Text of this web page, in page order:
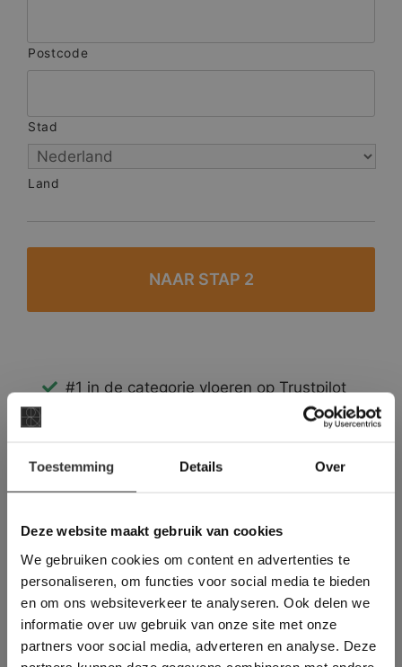
Toestemming Details Over
Deze website maakt gebruik van cookies
We gebruiken cookies om content en advertenties te
personaliseren, om functies voor social media te bieden
en om ons websiteverkeer te analyseren. Ook delen we
informatie over uw gebruik van onze site met onze
partners voor social media, adverteren en analyse. Deze
Postcode
Stad
Land
#1 in de categorie vloeren op Trustpilot
Binnen 24 uur een passende offerte
Meer dan 500 m2 showroom
Deze website maakt
gebruik van cookies.
This Cookie Banner was deleted and is no
longer working. Please contact the website
administrator.
Deze website gebruikt cookies om de
gebruikerservaring te verbeteren. Door
gebruik te maken van onze website geeft u
toestemming voor alle cookies in
overeenstemming met ons cookiebeleid.Lees
verder